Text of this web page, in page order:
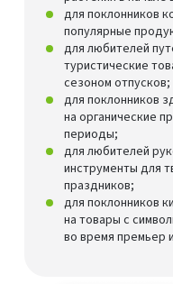
для поклонников
популярные
для любителей
туристические
сезоном отпусков;
для поклонников
на органические
периоды;
для любителей
инструменты для
праздников;
для поклонников
на товары с
во время премьер